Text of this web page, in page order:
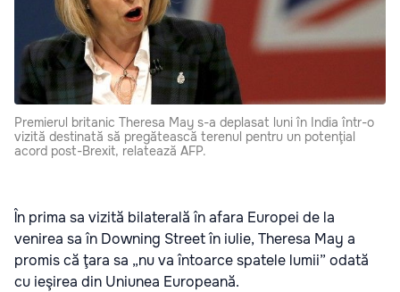
Premierul britanic Theresa May s-a deplasat luni în India într-o
vizită destinată să pregătească terenul pentru un potenţial
acord post-Brexit, relatează AFP.
În prima sa vizită bilaterală în afara Europei de la
venirea sa în Downing Street în iulie, Theresa May a
promis că ţara sa „nu va întoarce spatele lumii” odată
cu ieşirea din Uniunea Europeană.